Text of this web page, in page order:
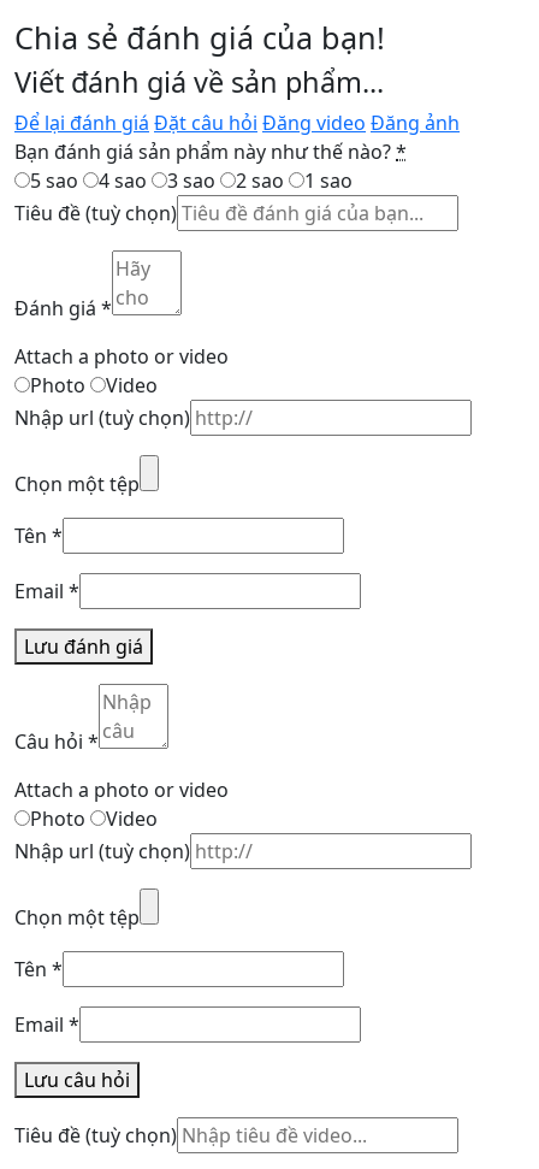
Chia sẻ đánh giá của bạn!
Viết đánh giá về sản phẩm...
Để lại đánh giá Đặt câu hỏi Đăng video Đăng ảnh
Bạn đánh giá sản phẩm này như thế nào?*
5 sao
4 sao 3 sao 2 sao
1 sao
Tiêu đề(tuỳ chọn)
Đánh giá *
Attach a photo or video
Photo
Video
Nhập url (tuỳ chọn)
Chọn một tệp
Tên *
Email *
Lưu đánh giá
Câu hỏi *
Attach a photo or video
Photo
Video
Nhập url (tuỳ chọn)
Chọn một tệp
Tên *
Email *
Lưu câu hỏi
Tiêu đề(tuỳ chọn)